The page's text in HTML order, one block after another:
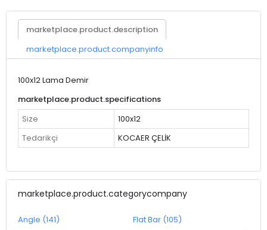
marketplace.product.description
marketplace.product.companyinfo
100x12 Lama Demir
marketplace.product.specifications
Size
100x12
Tedarikçi
KOCAER ÇELİK
marketplace.product.categorycompany
Angle (141) Flat Bar (105)